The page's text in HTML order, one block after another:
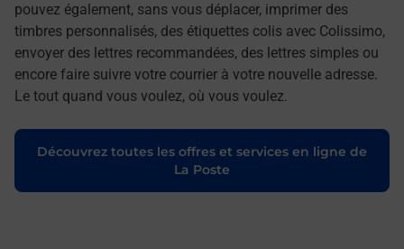
pouvez également, sans vous déplacer, imprimer des
timbres personnalisés, des étiquettes colis avec Colissimo,
envoyer des lettres recommandées, des lettres simples ou
encore faire suivre votre courrier à votre nouvelle adresse.
Le tout quand vous voulez, où vous voulez.
Découvrez toutes les offres et services en ligne de
La Poste